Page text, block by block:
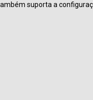
suporta a